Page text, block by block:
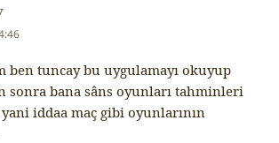
ki:
ben tuncay bu uygulamayı okuyup
sonra bana sâns oyunları tahminleri
iddaa maç gibi oyunlarının